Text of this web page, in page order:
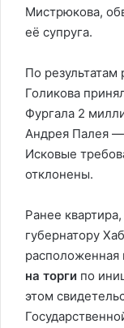
Мистрюкова,
её супруга.
По результатам
Голикова
Фургала 2
Андрея Палея
Исковые
отклонены.
Ранее
губернатору
расположенная
на торги по
этом